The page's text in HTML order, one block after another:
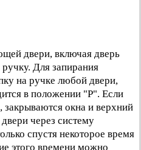
двери, включая дверь
ручку. Для запирания
на ручке любой двери,
в положении "Р". Если
окна и верхний
через систему
спустя некоторое время
этого времени можно